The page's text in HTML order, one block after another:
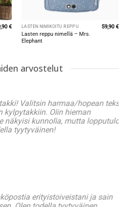
€ LASTEN NIMIKOITU REPPU
Lasten reppu nimellä – Mrs.
Elephant
59,90€
arvostelut
ja
harmaa/hopean tekstin
Olin hieman
kunnolla, mutta lopputulos
erityistoiveistani ja sain